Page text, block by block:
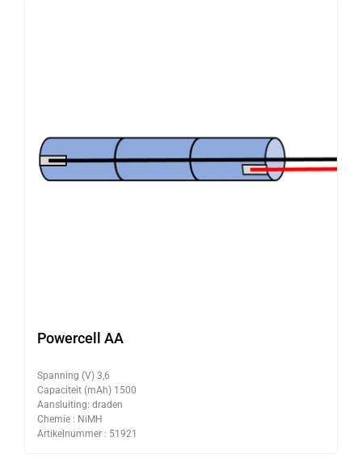
Powercell AA
Spanning (V) 3,6
Capaciteit (mAh) 1500
Aansluiting: draden
Chemie : NiMH
Artikelnummer : 51921